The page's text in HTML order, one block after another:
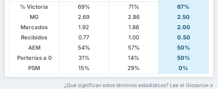
% Victoria
69% 71%
67%
MG
2.69 2.86
2.50
Marcados
1.92 1.86
2.00
Recibidos
0.77 1.00
0.50
AEM
54% 57%
50%
Porterías a 0
31% 14%
50%
PSM
15% 29% 0%
¿Qué significan estos términos estadísticos? Lee el Glosario